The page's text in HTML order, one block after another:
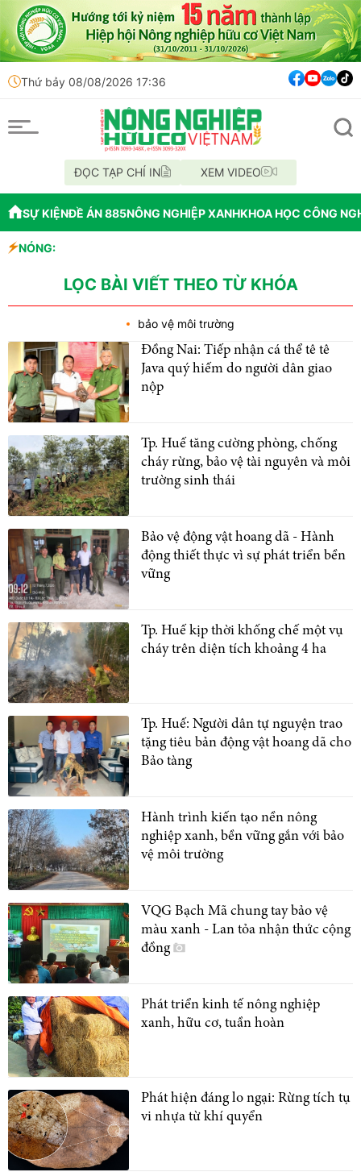
Thứ bảy 08/08/2026 17:36
ĐỌC TẠP CHÍ IN XEM VIDEO
SỰ KIỆNĐỀ ÁN 885NÔNG NGHIỆP XANHKHOA HỌC CÔNG
NÓNG:
lớn và tiềm năng
tỉnh Đắk LắkLỌC BÀI VIẾT THEO TỪ KHÓA
bảo vệ môi trường
Đồng Nai: Tiếp nhận cá thể tê tê
Java quý hiếm do người dân giao
nộp
Tp. Huế tăng cường phòng, chống
cháy rừng, bảo vệ tài nguyên và môi
trường sinh thái
Bảo vệ động vật hoang dã - Hành
động thiết thực vì sự phát triển bền
vững
Tp. Huế kịp thời khống chế một vụ
cháy trên diện tích khoảng 4 ha
Tp. Huế: Người dân tự nguyện trao
tặng tiêu bản động vật hoang dã cho
Bảo tàng
Hành trình kiến tạo nền nông
nghiệp xanh, bền vững gắn với bảo
vệ môi trường
VQG Bạch Mã chung tay bảo vệ
màu xanh - Lan tỏa nhận thức cộng
đồng
Phát triển kinh tế nông nghiệp
xanh, hữu cơ, tuần hoàn
Phát hiện đáng lo ngại: Rừng tích tụ
vi nhựa từ khí quyển